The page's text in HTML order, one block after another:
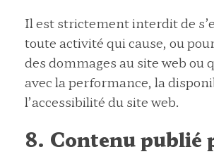
Il est strictement interdit de
toute activité qui cause, ou
des dommages au site web ou
avec la performance, la
l’accessibilité du site web.
8. Contenu publié